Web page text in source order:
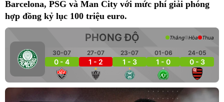
Barcelona, PSG và Man City với mức phí giải phóng
hợp đồng kỷ lục 100 triệu euro.
PHONG ĐỘ
30-07
0 - 4
27-07
1 - 2
23-07
1 - 3
01-06
1 - 0
24-05
0 - 3
Thắng Hòa Thua